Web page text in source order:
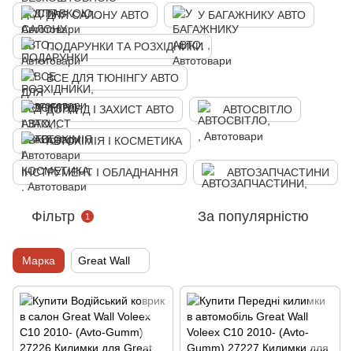
ДЛЯ САЛОНУ АВТО У БАГАЖНИКУ АВТО
ПОДАРУНКИ ТА РОЗХІДНИКИ
ВСЕ ДЛЯ ТЮНІНГУ АВТО
ДОГЛЯД І ЗАХИСТ АВТО АВТОСВІТЛО
АВТОХІМІЯ І КОСМЕТИКА
ІНСТРУМЕНТ І ОБЛАДНАННЯ АВТОЗАПЧАСТИНИ
Фільтр 1 За популярністю
Марка Great Wall